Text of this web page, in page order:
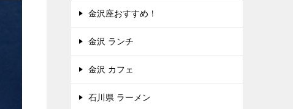
金沢座おすすめ！
金沢 ランチ
金沢 カフェ
石川県 ラーメン